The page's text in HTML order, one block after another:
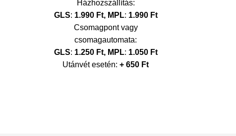
Házhozszállítás:
GLS: 1.990 Ft, MPL: 1.990 Ft
Csomagpont vagy
csomagautomata:
GLS: 1.250 Ft, MPL: 1.050 Ft
Utánvét esetén: + 650 Ft